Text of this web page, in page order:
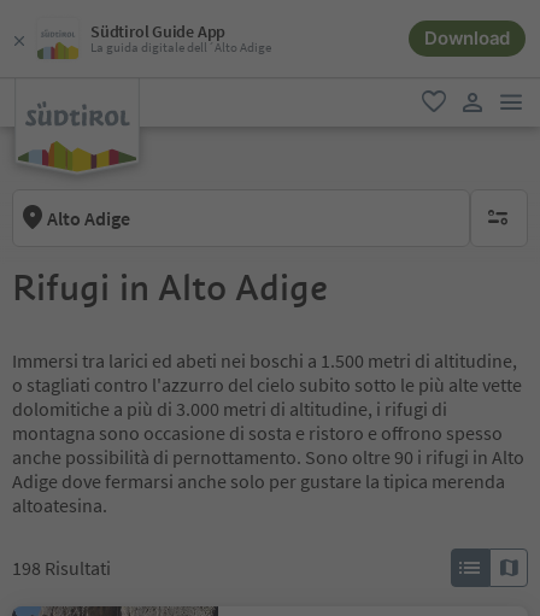
Südtirol Guide App
La guida digitale dell´Alto Adige Download
favoriti
Alto Adige
Rifugi in Alto Adige
Immersi tra larici ed abeti nei boschi a 1.500 metri di altitudine,
o stagliati contro l'azzurro del cielo subito sotto le più alte vette
dolomitiche a più di 3.000 metri di altitudine, i rifugi di
montagna sono occasione di sosta e ristoro e offrono spesso
anche possibilità di pernottamento. Sono oltre 90 i rifugi in Alto
Adige dove fermarsi anche solo per gustare la tipica merenda
altoatesina.
198 Risultati